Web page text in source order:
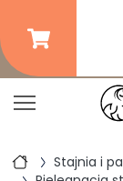
Darmowa
Stajnia i